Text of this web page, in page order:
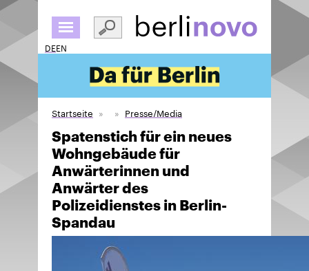
zum
Inhalt
DEEN
Startseite Presse/Media
Spatenstich für ein neues
Wohngebäude für
Anwärterinnen und
Anwärter des
Polizeidienstes in Berlin-
Spandau